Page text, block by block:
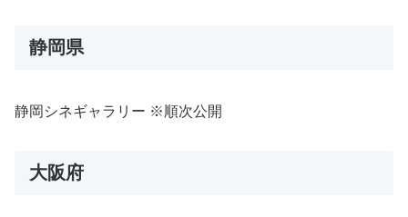
静岡県
静岡シネギャラリー ※順次公開
大阪府